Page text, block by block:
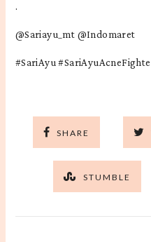
.
@Sariayu_mt @Indomaret
#SariAyu
SHARE
STUMBLE